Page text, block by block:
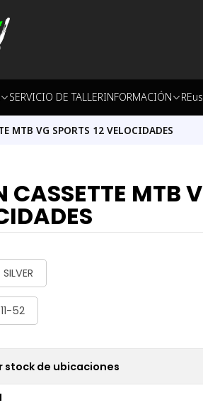
SERVICIO DE TALLERINFORMACIÓN
MTB VG SPORTS 12 VELOCIDADES
CASSETTE MTB
SILVER
11-52
stock de ubicaciones